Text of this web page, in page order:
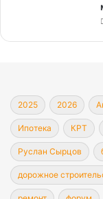
2025 2026
Ипотека КРТ
Руслан Сырцов
дорожное